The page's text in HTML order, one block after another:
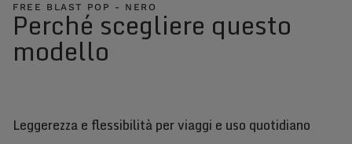
FREE BLAST POP - NERO
Perché scegliere questo
modello
Leggerezza e flessibilità per viaggi e uso quotidiano